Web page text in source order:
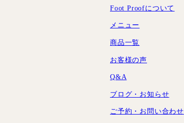
Foot Proofについて
メニュー
商品一覧
お客様の声
Q&A
ブログ・お知らせ
ご予約・お問い合わせ